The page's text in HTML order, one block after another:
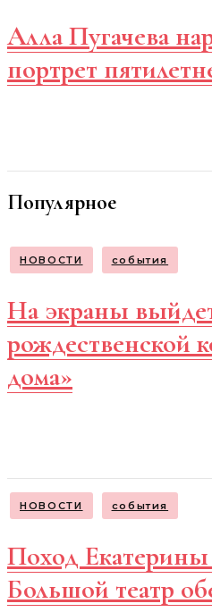
Алла Пугачева
портрет
Популярное
НОВОСТИ события
На экраны
рождественской
дома»
НОВОСТИ события
Поход
Большой театр